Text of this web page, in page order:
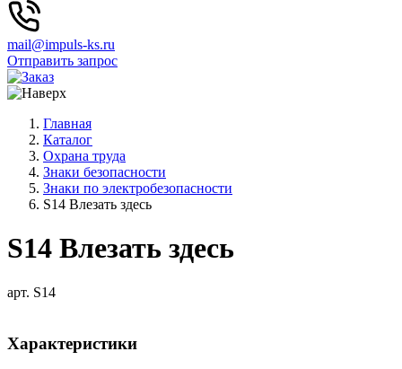
mail@impuls-ks.ru
Отправить запрос
Главная
Каталог
Охрана труда
Знаки безопасности
Знаки по электробезопасности
S14 Влезать здесь
S14 Влезать здесь
арт. S14
Характеристики